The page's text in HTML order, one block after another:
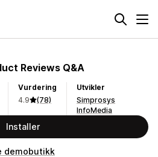
Reviews Q&A
Vurdering
4.9
(78)
Utvikler
Simprosys
InfoMedia
Installer
demobutikk